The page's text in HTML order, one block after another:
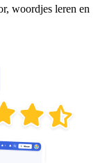
woordjes leren en